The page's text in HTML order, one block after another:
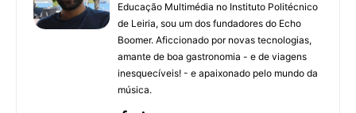
Educação Multimédia no Instituto Politécnico
de Leiria, sou um dos fundadores do Echo
Boomer. Aficcionado por novas tecnologias,
amante de boa gastronomia - e de viagens
inesquecíveis! - e apaixonado pelo mundo da
música.